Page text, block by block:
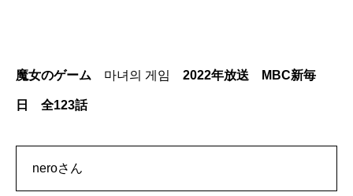
魔女のゲーム 마녀의 게임 2022年放送 MBC新毎
日 全123話
neroさん